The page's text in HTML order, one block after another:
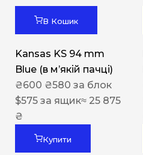
В Кошик
Kansas KS 94 mm
Blue (в мʼякій пачці)
₴600 ₴580 за блок
$575 за ящик≈ 25 875
₴
Купити